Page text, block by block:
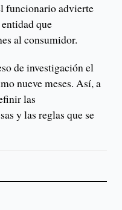
funcionario advierte
que
al consumidor.
de investigación el
nueve meses. Así, a
las
y las reglas que se